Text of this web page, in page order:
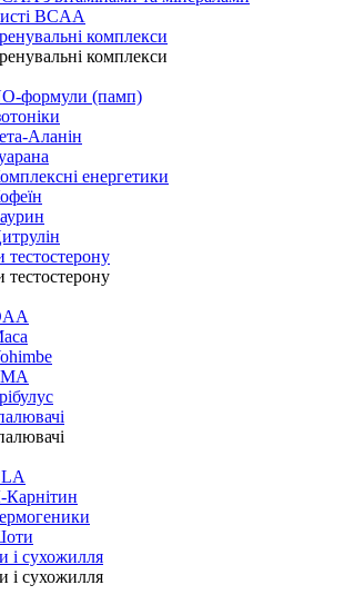
BCAA
комплекси
комплекси
формули (памп)
Аланін
енергетики
тестостерону
тестостерону
Карнітин
і сухожилля
і сухожилля